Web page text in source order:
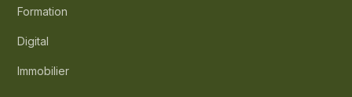
Formation
Digital
Immobilier